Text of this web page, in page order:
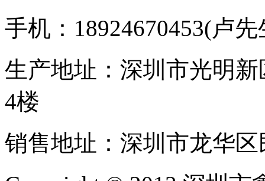
手机：18924670453(卢
生产地址：深圳市光明
4楼
销售地址：深圳市龙华